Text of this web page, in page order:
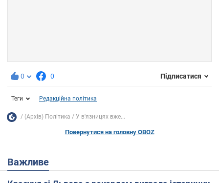
0 0 Підписатися
Теги Редакційна політика
(Архів) Політика У в'язницях вже...
Повернутися на головну OBOZ
Важливе